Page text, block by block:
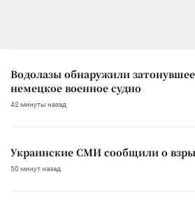
Водолазы обнаружили
немецкое военное судно
42 минуты назад
50 минут назад